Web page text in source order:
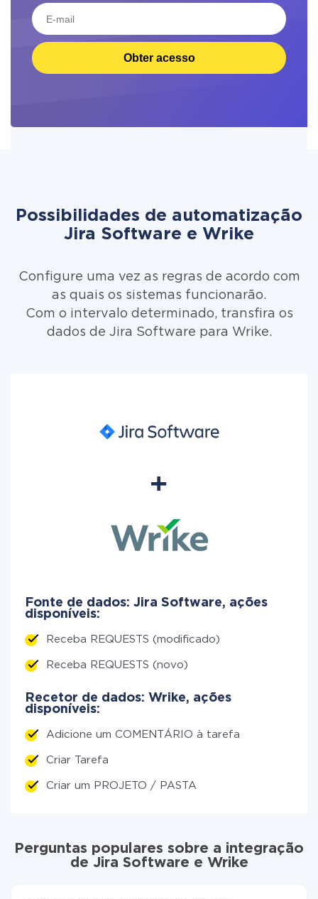
Obter acesso
Possibilidades de automatização
Jira Software e Wrike
Configure uma vez as regras de acordo com
as quais os sistemas funcionarão.
Com o intervalo determinado, transfira os
dados de Jira Software para Wrike.
Fonte de dados: Jira Software, ações
disponíveis:
Receba REQUESTS (modificado)
Receba REQUESTS (novo)
Recetor de dados: Wrike, ações
disponíveis:
Adicione um COMENTÁRIO à tarefa
Criar Tarefa
Criar um PROJETO / PASTA
Perguntas populares sobre a integração
de Jira Software e Wrike